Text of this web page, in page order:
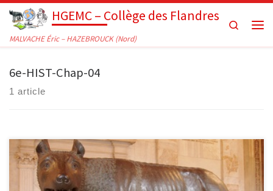
Passer au contenuHGEMC – Collège des Flandres
MALVACHE Éric – HAZEBROUCK (Nord)
Search
6e-HIST-Chap-04
1 article